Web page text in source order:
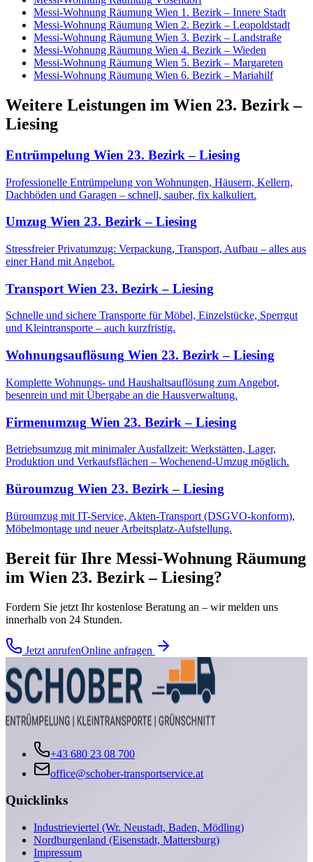
Messi-Wohnung Räumung Wien 1. Bezirk – Innere Stadt
Messi-Wohnung Räumung Wien 2. Bezirk – Leopoldstadt
Messi-Wohnung Räumung Wien 3. Bezirk – Landstraße
Messi-Wohnung Räumung Wien 4. Bezirk – Wieden
Messi-Wohnung Räumung Wien 5. Bezirk – Margareten
Messi-Wohnung Räumung Wien 6. Bezirk – Mariahilf
Weitere Leistungen im Wien 23. Bezirk –
Liesing
Entrümpelung Wien 23. Bezirk – Liesing
Professionelle Entrümpelung von Wohnungen, Häusern, Kellern,
Dachböden und Garagen – schnell, sauber, fix kalkuliert.
Umzug Wien 23. Bezirk – Liesing
Stressfreier Privatumzug: Verpackung, Transport, Aufbau – alles aus
einer Hand mit Angebot.
Transport Wien 23. Bezirk – Liesing
Schnelle und sichere Transporte für Möbel, Einzelstücke, Sperrgut
und Kleintransporte – auch kurzfristig.
Wohnungsauflösung Wien 23. Bezirk – Liesing
Komplette Wohnungs- und Haushaltsauflösung zum Angebot,
besenrein und mit Übergabe an die Hausverwaltung.
Firmenumzug Wien 23. Bezirk – Liesing
Betriebsumzug mit minimaler Ausfallzeit: Werkstätten, Lager,
Produktion und Verkaufsflächen – Wochenend-Umzug möglich.
Büroumzug Wien 23. Bezirk – Liesing
Büroumzug mit IT-Service, Akten-Transport (DSGVO-konform),
Möbelmontage und neuer Arbeitsplatz-Aufstellung.
Bereit für Ihre Messi-Wohnung Räumung
im Wien 23. Bezirk – Liesing?
Fordern Sie jetzt Ihr kostenlose Beratung an – wir melden uns
innerhalb von 24 Stunden.
Jetzt anrufenOnline anfragen
+43 680 23 08 700
office@schober-transportservice.at
Quicklinks
Industrieviertel (Wr. Neustadt, Baden, Mödling)
Nordburgenland (Eisenstadt, Mattersburg)
Impressum